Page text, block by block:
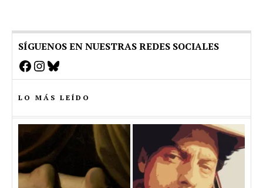
SÍGUENOS EN NUESTRAS REDES SOCIALES
Facebook
Instagram
Bluesky
LO MÁS LEÍDO